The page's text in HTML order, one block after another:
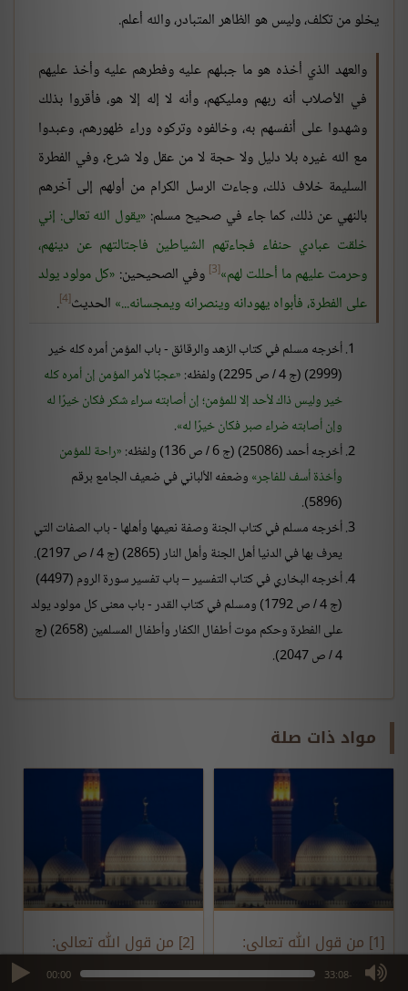
00:00 -33:08
max volume
يخلو من تكلف، وليس هو الظاهر المتبادر، والله أعلم.
والعهد الذي أخذه هو ما جبلهم عليه وفطرهم عليه وأخذ عليهم
في الأصلاب أنه ربهم ومليكهم، وأنه لا إله إلا هو، فأقروا بذلك
وشهدوا على أنفسهم به، وخالفوه وتركوه وراء ظهورهم، وعبدوا
مع الله غيره بلا دليل ولا حجة لا من عقل ولا شرع، وفي الفطرة
السليمة خلاف ذلك، وجاءت الرسل الكرام من أولهم إلى آخرهم
بالنهي عن ذلك، كما جاء في صحيح مسلم: يقول الله تعالى: إني
خلقت عبادي حنفاء فجاءتهم الشياطين فاجتالتهم عن دينهم،
وحرمت عليهم ما أحللت لهم [3] وفي الصحيحين: كل مولود يولد
على الفطرة، فأبواه يهودانه وينصرانه ويمجسانه... الحديث[4]
.
أخرجه مسلم في كتاب الزهد والرقائق - باب المؤمن أمره كله خير
(2999) (ج 4 / ص 2295) ولفظه:
عجبًا لأمر المؤمن إن أمره كله
خير وليس ذاك لأحد إلا للمؤمن؛ إن أصابته سراء شكر فكان خيرًا له
وإن أصابته ضراء صبر فكان خيرًا له .
أخرجه أحمد (25086) (ج 6 / ص 136) ولفظه:
راحة للمؤمن
وأخذة أسف للفاجر وضعفه الألباني في ضعيف الجامع برقم
(5896).
أخرجه مسلم في كتاب الجنة وصفة نعيمها وأهلها - باب الصفات التي
يعرف بها في الدنيا أهل الجنة وأهل النار (2865) (ج 4 / ص 2197).
أخرجه البخاري في كتاب التفسير – باب تفسير سورة الروم (4497)
(ج 4 / ص 1792) ومسلم في كتاب القدر - باب معنى كل مولود يولد
على الفطرة وحكم موت أطفال الكفار وأطفال المسلمين (2658) (ج
4 / ص 2047).
مواد ذات صلة
[1] من قول الله تعالى:
{المص} الآية 1 إلى قوله
[2] من قول الله تعالى:
{وَالْوَزْنُ يَوْمَئِذٍ الْحَقُّ} الآية